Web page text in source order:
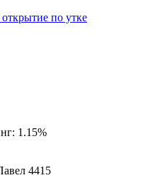
по утке
1.15%
4415